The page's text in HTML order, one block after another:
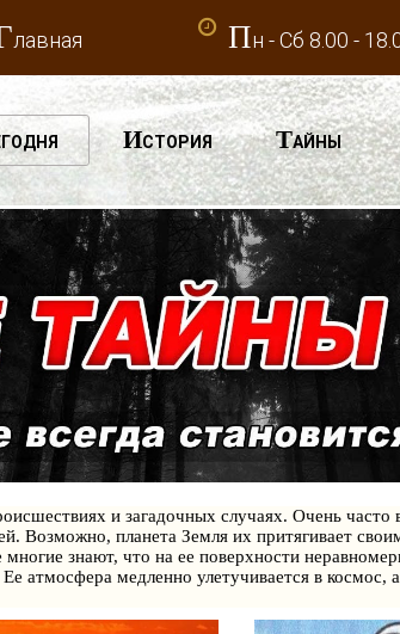
лавная Пн - Сб 8.00 -
ИСТОРИЯ ТАЙНЫ
и загадочных случаях. Очень часто
планета Земля их притягивает
знают, что на ее поверхности
медленно улетучивается в космос, а